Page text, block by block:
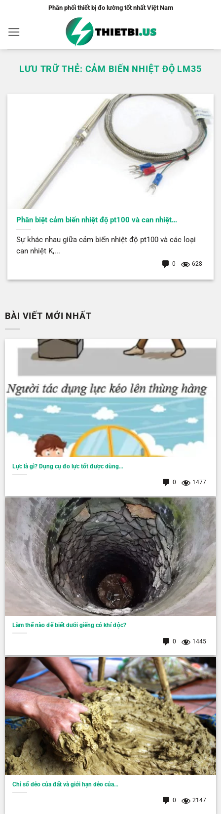
nội
dung
Phân phối thiết bị đo lường tốt nhất Việt Nam
LƯU TRỮ THẺ: CẢM BIẾN NHIỆT ĐỘ LM35
Phân biệt cảm biến nhiệt độ pt100 và can nhiệt…
Sự khác nhau giữa cảm biến nhiệt độ pt100 và các loại
can nhiệt K,...
0 628
BÀI VIẾT MỚI NHẤT
Lực là gì? Dụng cụ đo lực tốt được dùng…
0 1477
Làm thế nào để biết dưới giếng có khí độc?
0 1445
Chỉ số dẻo của đất và giới hạn dẻo của…
0 2147